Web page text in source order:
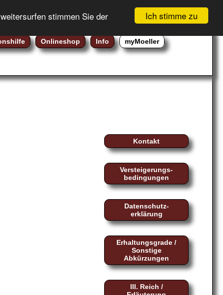
Ich stimme zu
stimmen Sie der
Registrierung
GEBOTSLISTE (0 )
WARENKORB (0)
Onlineshop Info myMoeller
Kontakt
Versteigerungs-
bedingungen
Datenschutz-
erklärung
Erhaltungsgrade /
Sonstige
Abkürzungen
III. Reich /